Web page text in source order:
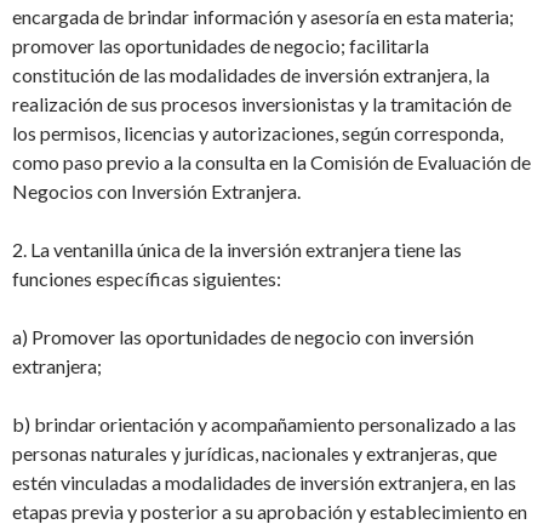
encargada de brindar información y asesoría en esta materia;
promover las oportunidades de negocio; facilitarla
constitución de las modalidades de inversión extranjera, la
realización de sus procesos inversionistas y la tramitación de
los permisos, licencias y autorizaciones, segúncorresponda,
como paso previo a la consulta en la Comisión de Evaluación de
Negocios con Inversión Extranjera.
2. La ventanilla única de la inversión extranjera tiene las
funciones específicas siguientes:
a) Promover las oportunidades de negocio con inversión
extranjera;
b) brindar orientación y acompañamiento personalizado a las
personas naturales y jurídicas, nacionales y extranjeras, que
estén vinculadas a modalidades de inversión extranjera, en las
etapas previa y posterior a su aprobación y establecimiento en